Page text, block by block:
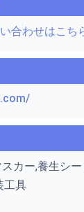
合わせはこち
カー,養生シ
工具